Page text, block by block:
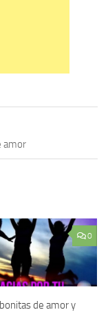
amor
0
de amor y